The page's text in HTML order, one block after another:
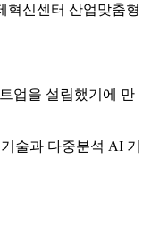
혁신센터 산업맞춤형
업을 설립했기에 만
술과 다중분석 AI 기